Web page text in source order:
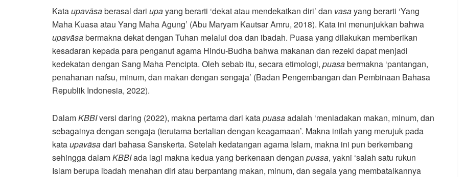
Kataupavāsaberasal dari upayang berarti ‘dekat atau mendekatkan diri’ dan vasayang berarti ‘Yang
Maha Kuasa atau Yang Maha Agung’ (Abu Maryam Kautsar Amru, 2018). Kata ini menunjukkan bahwa
upavāsabermakna dekat dengan Tuhan melalui doa dan ibadah. Puasa yang dilakukan memberikan
kesadaran kepada para penganut agama Hindu-Budha bahwa makanan dan rezeki dapat menjadi
kedekatan dengan Sang Maha Pencipta. Oleh sebab itu, secara etimologi, puasabermakna ‘pantangan,
penahanan nafsu, minum, dan makan dengan sengaja’ (Badan Pengembangan dan Pembinaan Bahasa
Republik Indonesia, 2022).
DalamKBBIversi daring (2022), makna pertama dari katapuasaadalah ‘meniadakan makan, minum, dan
sebagainya dengan sengaja (terutama bertalian dengan keagamaan’. Makna inilah yang merujuk pada
kataupavāsadari bahasa Sanskerta. Setelah kedatangan agama Islam, makna ini pun berkembang
sehingga dalamKBBIada lagi makna kedua yang berkenaan dengan puasa, yakni ‘salah satu rukun
Islam berupa ibadah menahan diri atau berpantang makan, minum, dan segala yang membatalkannya